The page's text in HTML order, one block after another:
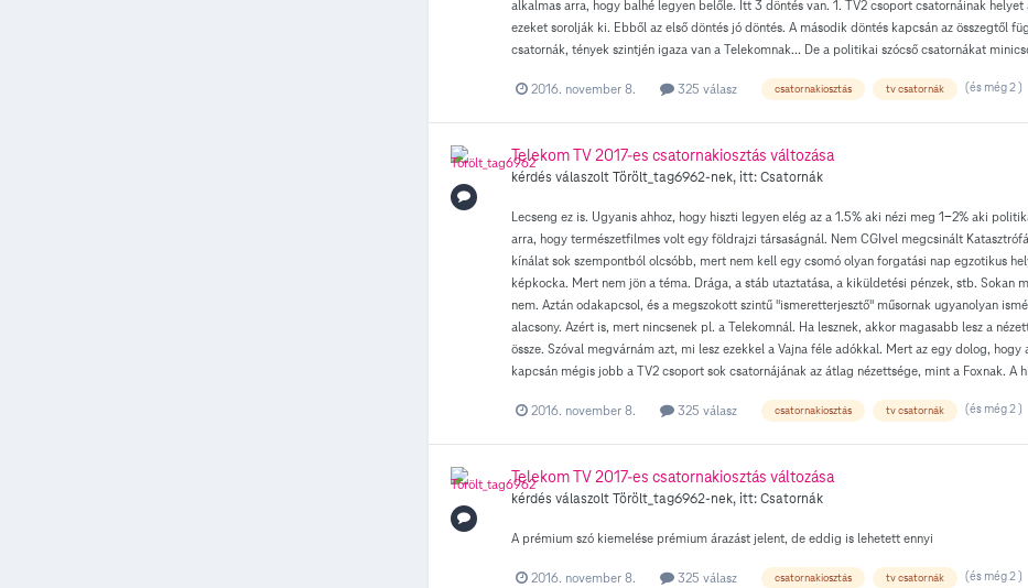
alkalmas arra, hogy balhé legyen belőle. Itt 3 döntés van. 1. TV2 csoport csatornáinak
ezeket sorolják ki. Ebből az első döntés jó döntés. A második döntés kapcsán az összegtől
csatornák, tények szintjén igaza van a Telekomnak... De a politikai szócső csatornákat
2016. november 8. 325 válasz csatornakiosztás tv csatornák (és még 2 )
Telekom TV 2017-es csatornakiosztás változása
kérdés válaszoltTörölt_tag6962-nek, itt:Csatornák
Lecseng ez is. Ugyanis ahhoz, hogy hiszti legyen elég az a 1.5% aki nézi meg 1-2% aki
arra, hogy természetfilmes volt egy földrajzi társaságnál. Nem CGIvel megcsinált
kínálat sok szempontból olcsóbb, mert nem kell egy csomó olyan forgatási nap egzotikus
képkocka. Mert nem jön a téma. Drága, a stáb utaztatása, a kiküldetési pénzek, stb.
nem. Aztán odakapcsol, és a megszokott szintű "ismeretterjesztő" műsornak ugyanolyan
alacsony. Azért is, mert nincsenek pl. a Telekomnál. Ha lesznek, akkor magasabb lesz a
össze. Szóval megvárnám azt, mi lesz ezekkel a Vajna féle adókkal. Mert az egy dolog,
kapcsán mégis jobb a TV2 csoport sok csatornájának az átlag nézettsége, mint a Foxnak. A
2016. november 8. 325 válasz csatornakiosztás tv csatornák (és még 2 )
Telekom TV 2017-es csatornakiosztás változása
kérdés válaszoltTörölt_tag6962-nek, itt:Csatornák
A prémium szó kiemelése prémium árazást jelent, de eddig is lehetett ennyi
2016. november 8. 325 válasz csatornakiosztás tv csatornák (és még 2 )